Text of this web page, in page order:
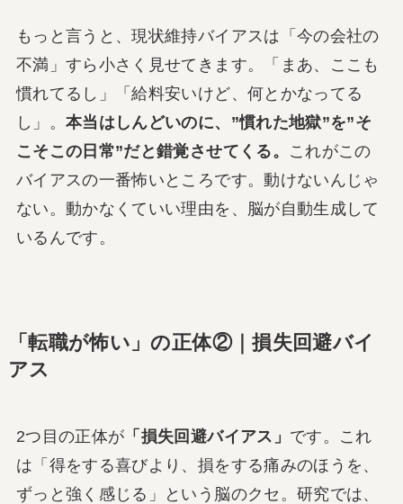
もっと言うと、現状維持バイアスは「今の会社の
不満」すら小さく見せてきます。「まあ、ここも
慣れてるし」「給料安いけど、何とかなってる
し」。 本当はしんどいのに、”慣れた地獄”を”そ
こそこの日常”だと錯覚させてくる。 これがこの
バイアスの一番怖いところです。動けないんじゃ
ない。動かなくていい理由を、脳が自動生成して
いるんです。
「転職が怖い」の正体②｜損失回避バイ
アス
2つ目の正体が 「損失回避バイアス」 です。これ
は「得をする喜びより、損をする痛みのほうを、
ずっと強く感じる」という脳のクセ。研究では、